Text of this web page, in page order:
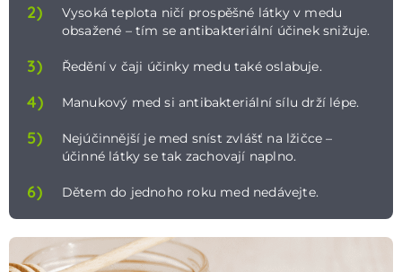
2)
Vysoká teplota ničí prospěšné látky v medu
obsažené – tím se antibakteriální účinek snižuje.
3) Ředění v čaji účinky medu také oslabuje.
4) Manukový med si antibakteriální sílu drží lépe.
5)
Nejúčinnější je med sníst zvlášť na lžičce –
účinné látky se tak zachovají naplno.
6) Dětem do jednoho roku med nedávejte.